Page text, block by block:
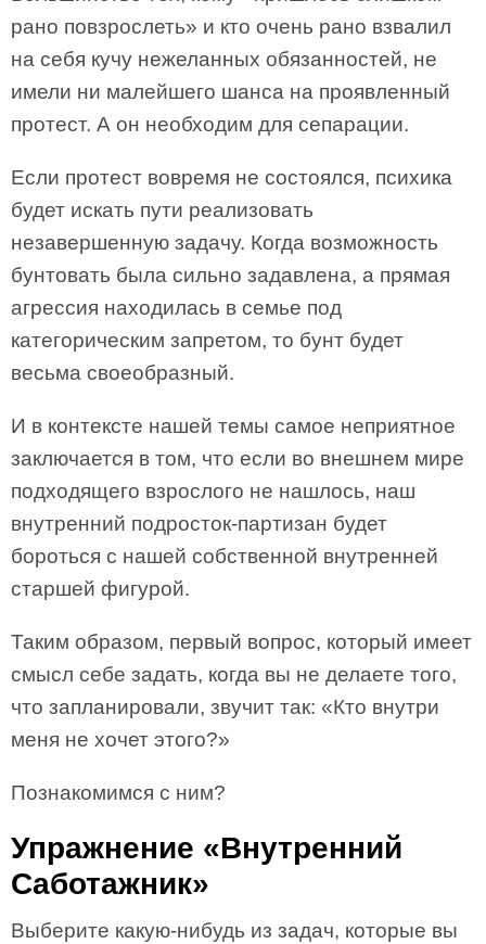
рано повзрослеть» и кто очень рано взвалил
на себя кучу нежеланных обязанностей, не
имели ни малейшего шанса на проявленный
протест. А он необходим для сепарации.
Если протест вовремя не состоялся, психика
будет искать пути реализовать
незавершенную задачу. Когда возможность
бунтовать была сильно задавлена, а прямая
агрессия находилась в семье под
категорическим запретом, то бунт будет
весьма своеобразный.
И в контексте нашей темы самое неприятное
заключается в том, что если во внешнем мире
подходящего взрослого не нашлось, наш
внутренний подросток-партизан будет
бороться с нашей собственной внутренней
старшей фигурой.
Таким образом, первый вопрос, который имеет
смысл себе задать, когда вы не делаете того,
что запланировали, звучит так: «Кто внутри
меня не хочет этого?»
Познакомимся с ним?
Упражнение «Внутренний
Саботажник»
Выберите какую-нибудь из задач, которые вы